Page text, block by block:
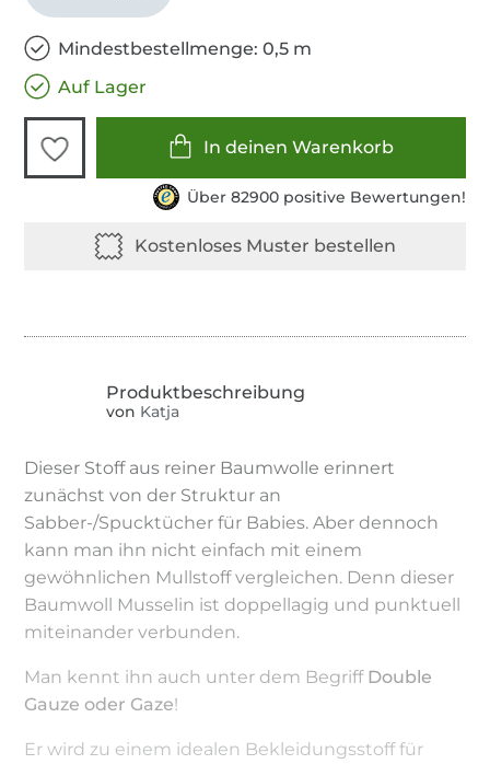
Mindestbestellmenge: 0,5 m
Auf Lager
In deinen Warenkorb
Über 82900 positive Bewertungen!
von Katja
Dieser Stoff aus reiner Baumwolle erinnert
zunächst von der Struktur an
Sabber-/Spucktücher für Babies. Aber dennoch
kann man ihn nicht einfach mit einem
gewöhnlichen Mullstoff vergleichen. Denn dieser
Baumwoll Musselin ist doppellagig und punktuell
miteinander verbunden.
Man kennt ihn auch unter dem Begriff Double
Gauze oder Gaze!
Er wird zu einem idealen Bekleidungsstoff für